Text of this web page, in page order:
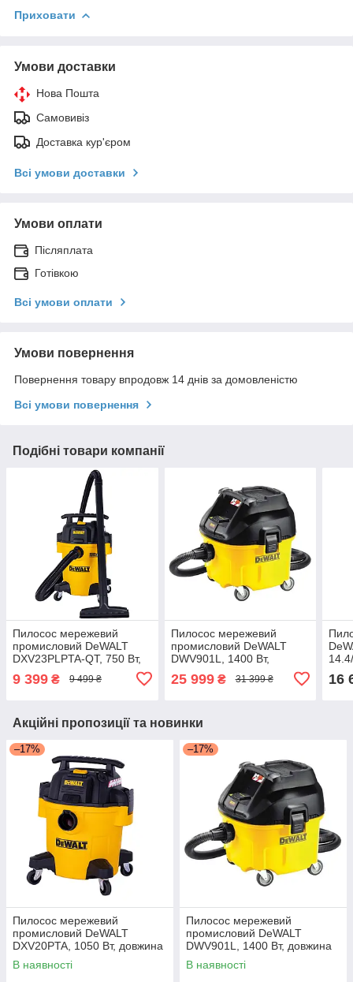
Приховати
Умови доставки
Нова Пошта
Самовивіз
Доставка кур'єром
Всі умови доставки
Умови оплати
Післяплата
Готівкою
Всі умови оплати
Умови повернення
Повернення товару впродовж 14 днів за домовленістю
Всі умови повернення
Подібні товари компанії
Пилосос мережевий
промисловий DeWALT
DXV23PLPTA-QT, 750 Вт,
об'єм пилозбірника 23 л,
9 399 ₴ 9 499 ₴
Пилосос мережевий
промисловий DeWALT
DWV901L, 1400 Вт,
діаметр шлангу 32 мм,
25 999₴ 31 399 ₴ 16
Акційні пропозиції та новинки
–17%
Пилосос мережевий
промисловий DeWALT
DXV20PTA, 1050 Вт, довжина
шланга 2.1 м, об'єм
пилозбірника 20 л, для пилу
В наявності
–17%
Пилосос мережевий
промисловий DeWALT
DWV901L, 1400 Вт, довжина
шланга 4.6 м, діаметр шлангу
32 мм, об'єм пилозбірника 30
В наявності